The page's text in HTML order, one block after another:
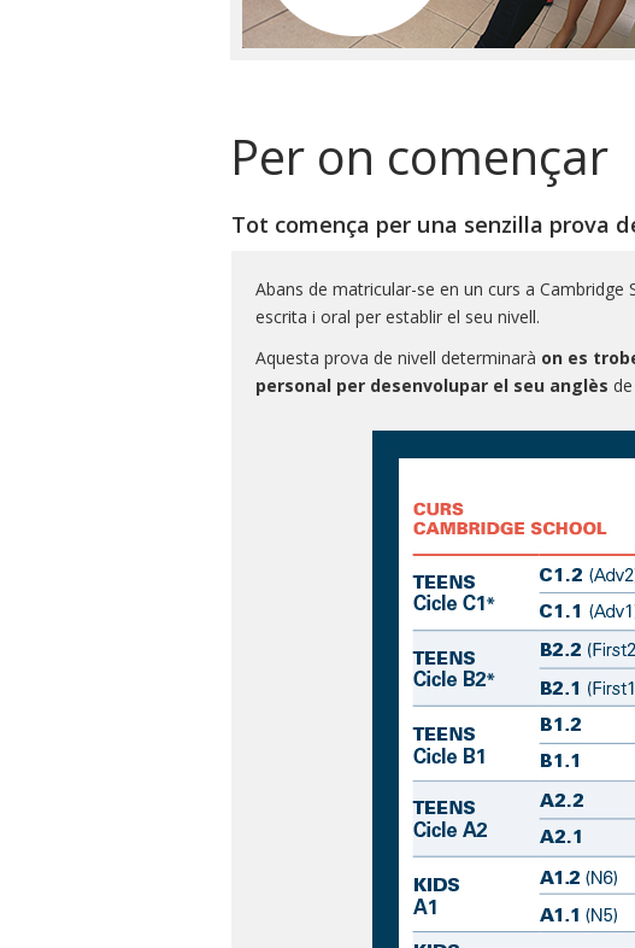
Per on començar
Tot comença per una senzilla prova
Abans de matricular-se en un curs a Cambridge
escrita i oral per establir el seu nivell.
Aquesta prova de nivell determinarà on es
personal per desenvolupar el seu anglès